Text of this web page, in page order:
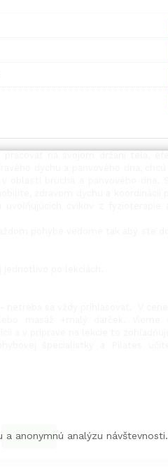
Prihlásiť
anonymnú analýzu návštevnosti.